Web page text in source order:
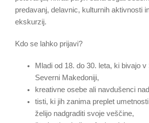
predavanj, delavnic, kulturnih aktivnosti
ekskurzij.
Kdo se lahko prijavi?
Mladi od 18. do 30. leta, ki bivajo v
Severni Makedoniji,
kreativne osebe ali navdušenci
tisti, ki jih zanima preplet
želijo nadgraditi svoje veščine,